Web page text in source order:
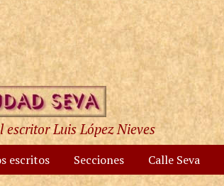
escritor Luis López Nieves
escritos Secciones Calle Seva